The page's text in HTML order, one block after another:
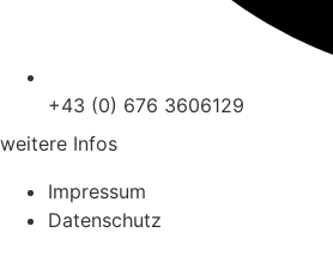
+43 (0) 676 3606129
weitere Infos
Impressum
Datenschutz